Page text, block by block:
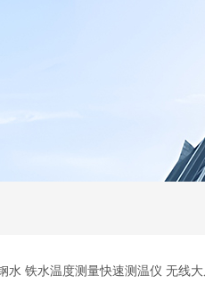
水 铁水温度测量快速测温仪 无线大